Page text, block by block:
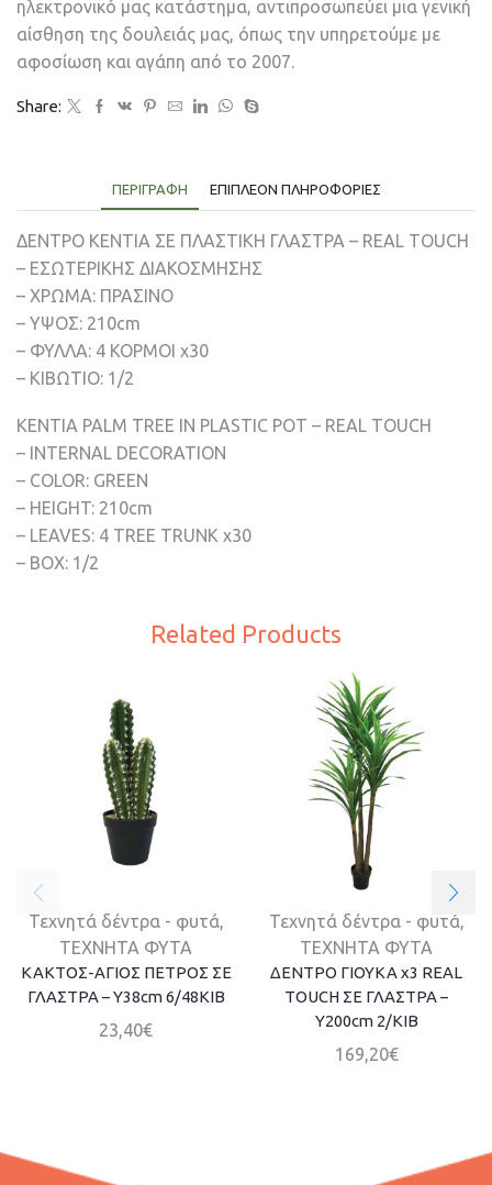
ηλεκτρονικό μας κατάστημα, αντιπροσωπεύει μια γενική
αίσθηση της δουλειάς μας, όπως την υπηρετούμε με
αφοσίωση και αγάπη από το 2007.
Share:
ΠΕΡΙΓΡΑΦΉ ΕΠΙΠΛΈΟΝ ΠΛΗΡΟΦΟΡΊΕΣ
ΔΕΝΤΡΟ ΚΕΝΤΙΑ ΣΕ ΠΛΑΣΤΙΚΗ ΓΛΑΣΤΡΑ – REAL TOUCH
– ΕΣΩΤΕΡΙΚΗΣ ΔΙΑΚΟΣΜΗΣΗΣ
– ΧΡΩΜΑ: ΠΡΑΣΙΝΟ
– ΥΨΟΣ: 210cm
– ΦΥΛΛΑ: 4 ΚΟΡΜΟΙ x30
– ΚΙΒΩΤΙΟ: 1/2
KENTIA PALM TREE IN PLASTIC POT – REAL TOUCH
– INTERNAL DECORATION
– COLOR: GREEN
– HEIGHT: 210cm
– LEAVES: 4 TREE TRUNK x30
– BOX: 1/2
Related Products
Τεχνητά δέντρα - φυτά,
ΤΕΧΝΗΤΑ ΦΥΤΑ
ΚΑΚΤΟΣ-ΑΓΙΟΣ ΠΕΤΡΟΣ ΣΕ
ΓΛΑΣΤΡΑ – Y38cm 6/48KIB
23,40€
Τεχνητά δέντρα - φυτά,
ΤΕΧΝΗΤΑ ΦΥΤΑ
ΔΕΝΤΡΟ ΓΙΟΥΚΑ x3 REAL
TOUCH ΣΕ ΓΛΑΣΤΡΑ –
Y200cm 2/ΚΙΒ
169,20€